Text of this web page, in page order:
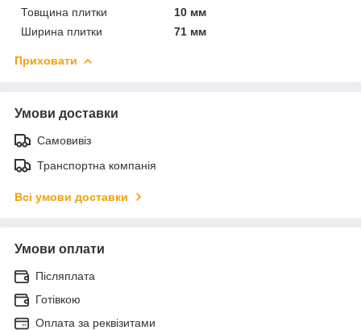
Товщина плитки
10 мм
Ширина плитки
71 мм
Приховати
Умови доставки
Самовивіз
Транспортна компанія
Всі умови доставки
Умови оплати
Післяплата
Готівкою
Оплата за реквізитами